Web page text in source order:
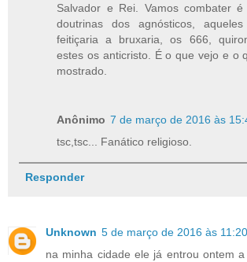
Salvador e Rei. Vamos combater
doutrinas dos agnósticos,
feitiçaria a bruxaria, os 666,
estes os anticristo. É o que vejo e o
mostrado.
Anônimo 7 de março de 2016 às
tsc,tsc... Fanático religioso.
Responder
Unknown 5 de março de 2016 às 11:20
na minha cidade ele já entrou ontem